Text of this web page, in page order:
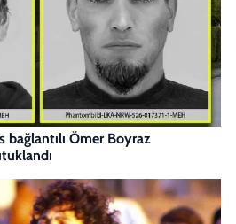
Ömer Boyraz